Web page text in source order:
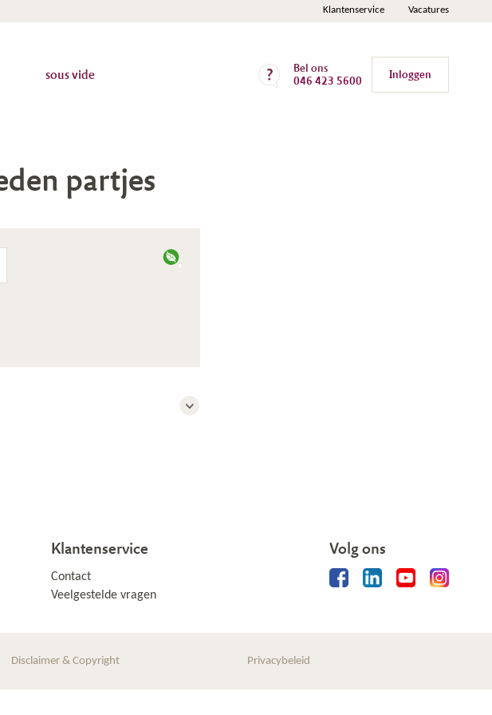
Klantenservice Vacatures
sous vide
Bel ons
046 423 5600
Inloggen
partjes
Klantenservice
Contact
Veelgestelde vragen
Volg ons
Disclaimer & Copyright Privacybeleid